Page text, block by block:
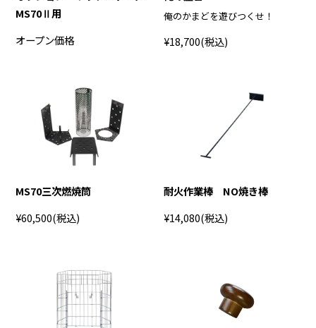
MS70Ⅱ用
オープン価格
俺のかまどを遊びつくせ！
¥18,700(税込)
MS70三次燃焼筒
¥60,500(税込)
耐火作業棒 NO焼き棒
¥14,080(税込)